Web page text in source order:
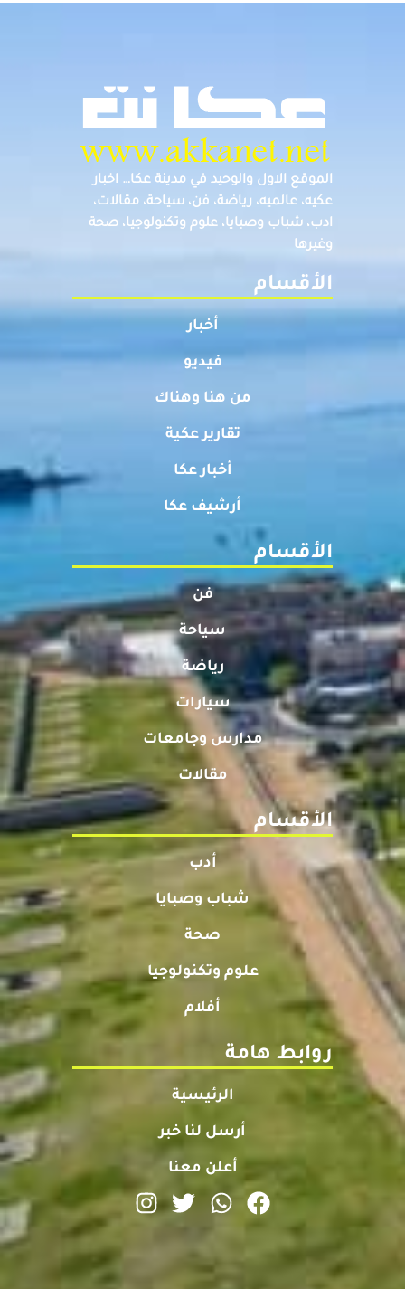
الموقع الاول والوحيد في مدينة عكا… اخبار
عكيه، عالميه، رياضة، فن، سياحة، مقالات،
ادب، شباب وصبايا، علوم وتكنولوجيا، صحة
وغيرها
الأقسام
أخبار
فيديو
من هنا وهناك
تقارير عكية
أخبار عكا
أرشيف عكا
الأقسام
فن
سياحة
رياضة
سيارات
مدارس وجامعات
مقالات
الأقسام
أدب
شباب وصبايا
صحة
علوم وتكنولوجيا
أفلام
روابط هامة
الرئيسية
أرسل لنا خبر
أعلن معنا